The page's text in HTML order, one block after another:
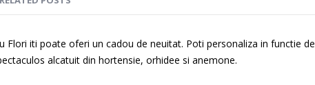
iti poate oferi un cadou de neuitat. Poti personaliza in functie de
alcatuit din hortensie, orhidee si anemone.